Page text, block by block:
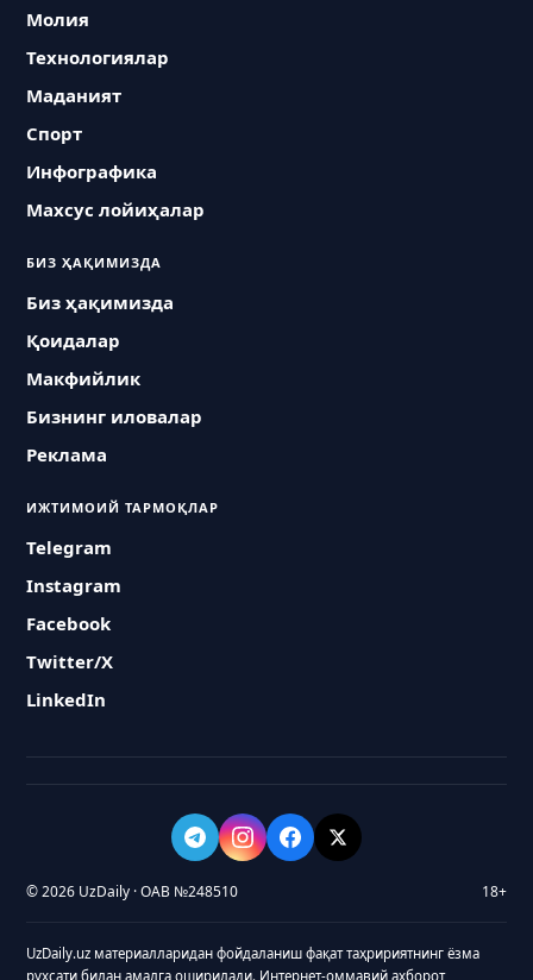
Молия
Технологиялар
Маданият
Спорт
Инфографика
Махсус лойиҳалар
БИЗ ҲАҚИМИЗДА
Биз ҳақимизда
Қоидалар
Макфийлик
Бизнинг иловалар
Реклама
ИЖТИМОИЙ ТАРМОҚЛАР
Telegram
Instagram
Facebook
Twitter/X
LinkedIn
© 2026 UzDaily · ОАВ №248510 18+
UzDaily.uz материалларидан фойдаланиш фақат таҳририятнинг ёзма
рухсати билан амалга оширилади. Интернет-оммавий ахборот